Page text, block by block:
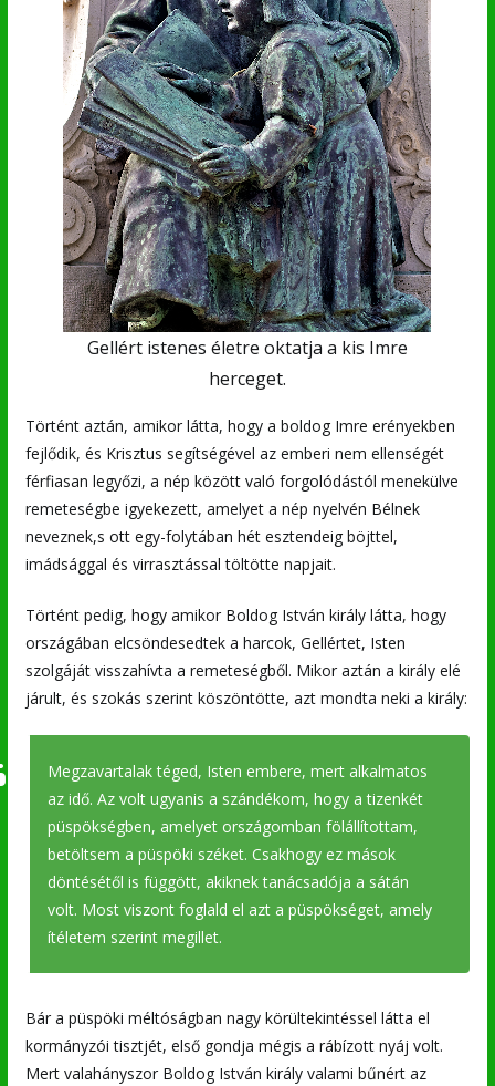
Gellért istenes életre oktatja a kis Imre
herceget.
Történt aztán, amikor látta, hogy a boldog Imre erényekben
fejlődik, és Krisztus segítségével az emberi nem ellenségét
férfiasan legyőzi, a nép között való forgolódástól menekülve
remeteségbe igyekezett, amelyet a nép nyelvén Bélnek
neveznek,s ott egy-folytában hét esztendeig böjttel,
imádsággal és virrasztással töltötte napjait.
Történt pedig, hogy amikor Boldog István király látta, hogy
országában elcsöndesedtek a harcok, Gellértet, Isten
szolgáját visszahívta a remeteségből. Mikor aztán a király elé
járult, és szokás szerint köszöntötte, azt mondta neki a király:
Megzavartalak téged, Isten embere, mert alkalmatos
az idő. Az volt ugyanis a szándékom, hogy a tizenkét
püspökségben, amelyet országomban fölállítottam,
betöltsem a püspöki széket. Csakhogy ez mások
döntésétől is függött, akiknek tanácsadója a sátán
volt. Most viszont foglald el azt a püspökséget, amely
ítéletem szerint megillet.
Bár a püspöki méltóságban nagy körültekintéssel látta el
kormányzói tisztjét, első gondja mégis a rábízott nyáj volt.
Mert valahányszor Boldog István király valami bűnért az